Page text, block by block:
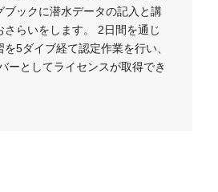
ブックに潜水データの記入と講
さらいをします。 2日間を通じ
を5ダイブ経て認定作業を行い、
ーとしてライセンスが取得でき